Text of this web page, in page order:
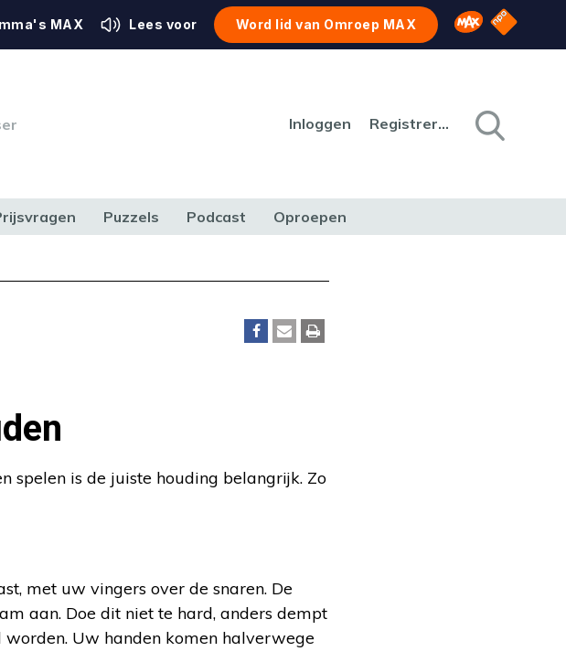
MAX Lees voor Word lid van Omroep MAX Omroep MAX
NPO
Inloggen Registreren
Puzzels Podcast Oproepen
spelen is de juiste houding belangrijk. Zo
met uw vingers over de snaren. De
aan. Doe dit niet te hard, anders dempt
Uw handen komen halverwege